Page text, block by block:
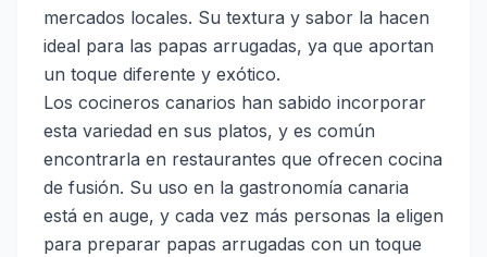
mercados locales. Su textura y sabor la hacen
ideal para las papas arrugadas, ya que aportan
un toque diferente y exótico.
Los cocineros canarios han sabido incorporar
esta variedad en sus platos, y es común
encontrarla en restaurantes que ofrecen cocina
de fusión. Su uso en la gastronomía canaria
está en auge, y cada vez más personas la eligen
para preparar papas arrugadas con un toque